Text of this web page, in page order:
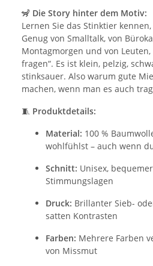
🦨 Die Story hinter dem Motiv:
Lernen Sie das Stinktier
Genug von Smalltalk, von
Montagmorgen und von
fragen“. Es ist klein, pelzig,
stinksauer. Also warum gute
machen, wenn man es auch
🧵 Produktdetails:
Material: 100 %
wohlfühlst – auch wenn
Schnitt: Unisex,
Stimmungslagen
Druck: Brillanter Sieb-
satten Kontrasten
Farben: Mehrere Farben
von Missmut